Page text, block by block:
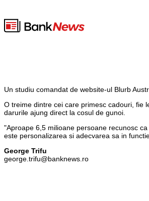
Un studiu comandat de website-ul Blurb
O treime dintre cei care primesc cadouri, fie
darurile ajung direct la cosul de gunoi.
"Aproape 6,5 milioane persoane recunosc
este personalizarea si adecvarea sa in
George Trifu
george.trifu@banknews.ro